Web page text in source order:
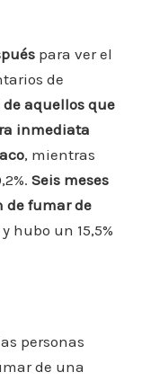
para ver el
de
de aquellos que
inmediata
, mientras
Seis meses
de fumar de
y hubo un 15,5%
personas
de una